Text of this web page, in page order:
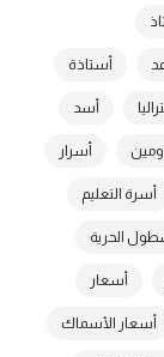
أستاذة
أسد
أسرار
أسرة التعليم
الحرية
أسعار
أسعار الأسماك